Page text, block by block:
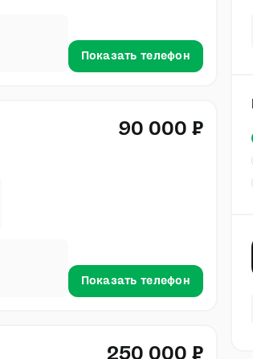
Показать телефон
90 000 ₽
Показать телефон
250 000 ₽